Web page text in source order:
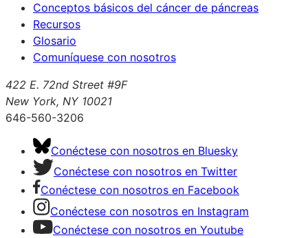
Conceptos básicos del cáncer de páncreas
Recursos
Glosario
Comuníquese con nosotros
422 E. 72nd Street #9F
New York, NY 10021
646-560-3206
Conéctese con nosotros en Bluesky
Conéctese con nosotros en Twitter
Conéctese con nosotros en Facebook
Conéctese con nosotros en Instagram
Conéctese con nosotros en Youtube